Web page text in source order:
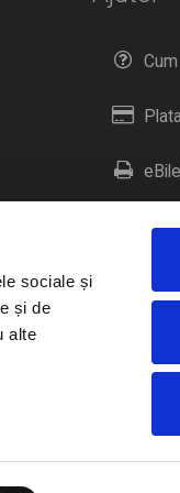
sociale și
și de
alte